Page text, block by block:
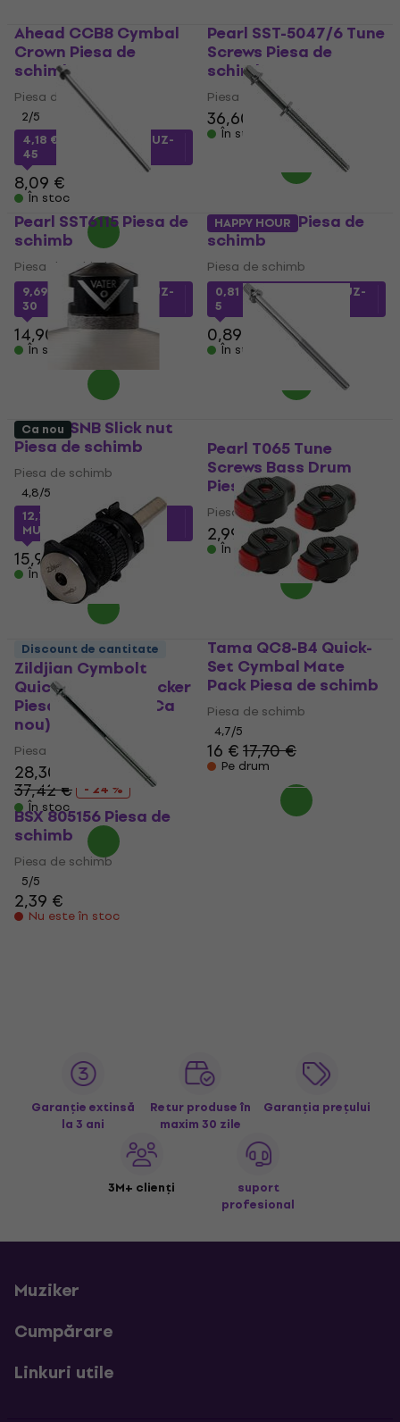
Ahead CCB8 Cymbal
Crown Piesa de
schimb
Piesa de schimb
2/5
4,18 €
cu codulMUZMUZ-
45
8,09 €
În stoc
Pearl SST-5047/6 Tune
Screws Piesa de
schimb
Piesa de schimb
36,60 €
În stoc
Pearl SST6115 Piesa de
schimb
Piesa de schimb
9,69 € cu codulMUZMUZ-
30
14,90 €
În stoc
BSX 805154 Piesa de
schimb
Piesa de schimb
0,81 €cu codul MUZMUZ-
5
0,89 €
În stoc
Vater VSNB Slick nut
Piesa de schimb
Piesa de schimb
4,8/5
12,73 €
cu codul
MUZMUZ-15
15,90 €
În stoc
HAPPY HOUR
Pearl T065 Tune
Screws Bass Drum
Piesa de schimb
Piesa de schimb
2,99 €
În stoc
Ca nou
Zildjian Cymbolt
Quick Release Stacker
Piesa de schimb (Ca
nou)
Piesa de schimb
28,30 €
37,42 €
- 24 %
În stoc
Tama QC8-B4 Quick-
Set Cymbal Mate
Pack Piesa de schimb
Piesa de schimb
4,7/5
16 €17,70 €
Pe drum
Discount de cantitate
BSX 805156 Piesa de
schimb
Piesa de schimb
5/5
2,39 €
Nu este în stoc
Garanție extinsă
la 3 ani
Retur produse în
maxim 30 zile
Garanția prețului
3M+ clienți
suport
profesional
Muziker
Cumpărare
Linkuri utile